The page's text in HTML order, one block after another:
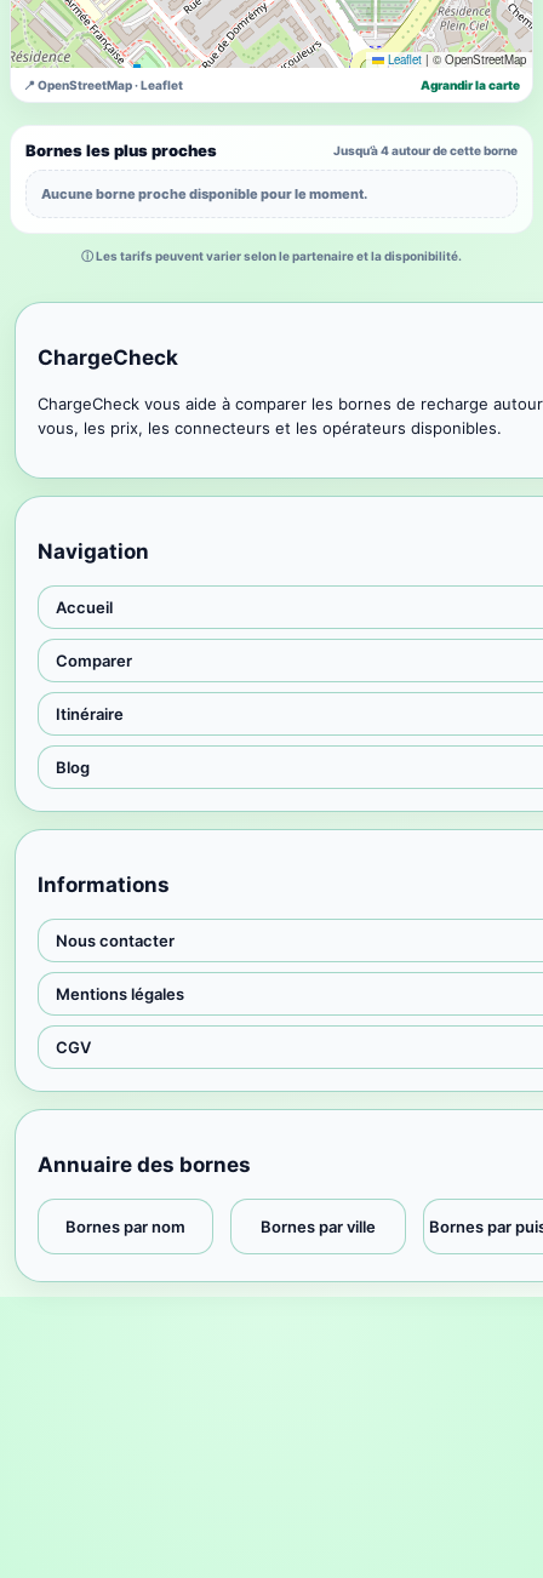
Leaflet | © OpenStreetMap
📍 OpenStreetMap · Leaflet Agrandir la carte
Bornes les plus proches Jusqu’à 4 autour de cette borne
Aucune borne proche disponible pour le moment.
ⓘ Les tarifs peuvent varier selon le partenaire et la disponibilité.
ChargeCheck
ChargeCheck vous aide à comparer les bornes de recharge
vous, les prix, les connecteurs et les opérateurs disponibles.
Navigation
Accueil
Comparer
Itinéraire
Blog
Informations
Nous contacter
Mentions légales
CGV
Annuaire des bornes
Bornes par nom Bornes par ville Bornes par